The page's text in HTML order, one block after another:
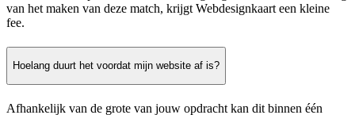
van het maken van deze match, krijgt Webdesignkaart een kleine
fee.
Hoelang duurt het voordat mijn website af is?
Afhankelijk van de grote van jouw opdracht kan dit binnen één